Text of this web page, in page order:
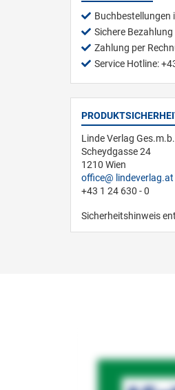
Buchbestellungen
Sichere Bezahlung
Zahlung per
Service Hotline:
Linde Verlag
Scheydgasse 24
1210 Wien
office
lindeverlag.at
+43 1 24 630 - 0
Sicherheitshinweis